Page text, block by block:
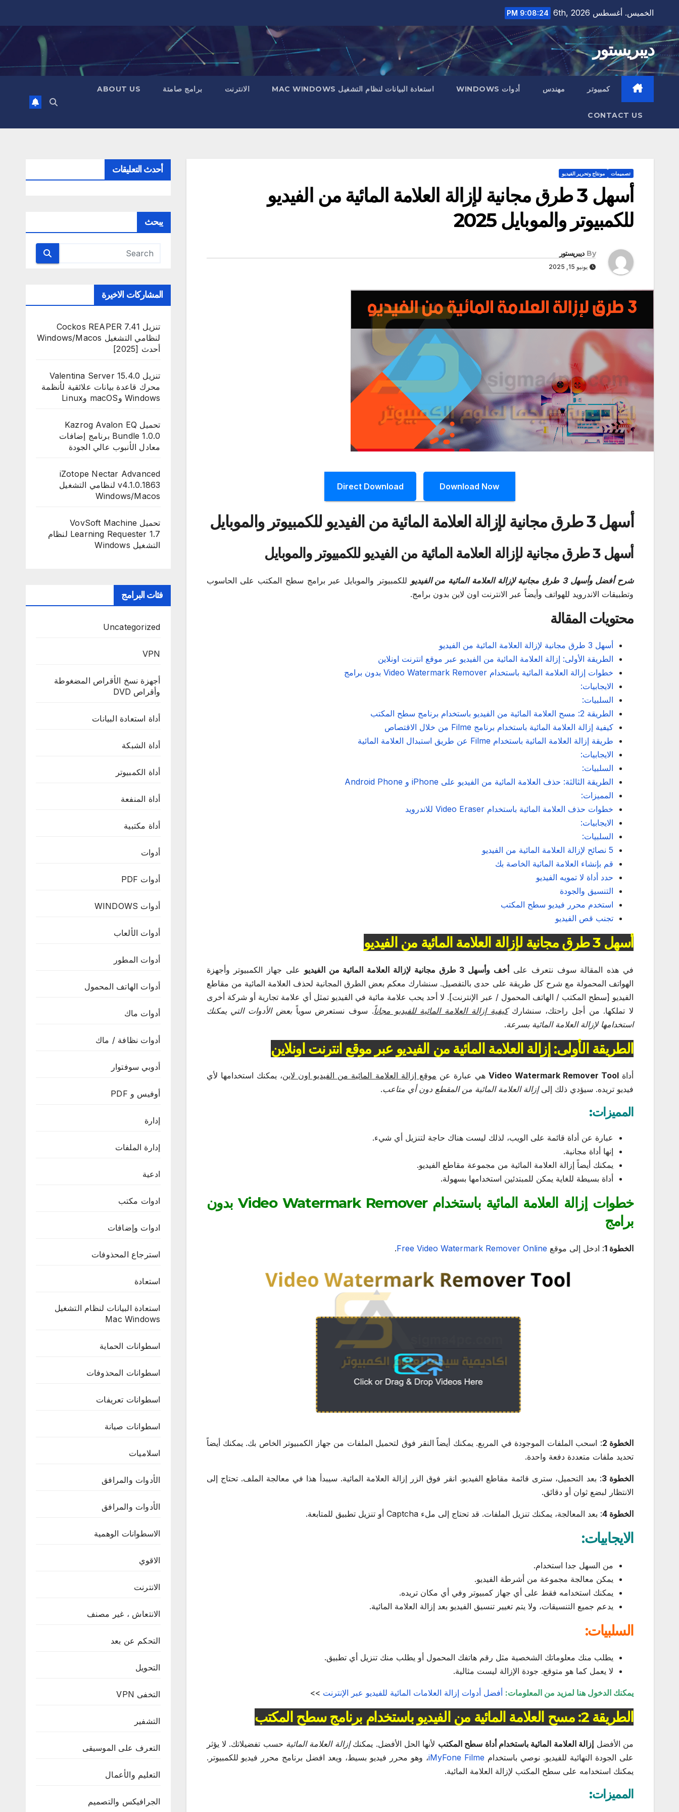
content
الخميس. أغسطس 6th, 2026 9:08:25 PM
ديبريستور
كمبيوتر مهندس أدوات WINDOWS استعادة البيانات لنظام التشغيل MAC WINDOWS الانترنت برامج صامتة ABOUT US
CONTACT US
تصميمات مونتاج وتحرير الفيديو
أسهل 3 طرق مجانية لإزالة العلامة المائية من الفيديو
للكمبيوتر والموبايل 2025
By ديبريستور
يونيو 15, 2025
Download Now
Direct Download
أسهل 3 طرق مجانية لإزالة العلامة المائية من الفيديو للكمبيوتر والموبايل
أسهل 3 طرق مجانية لإزالة العلامة المائية من الفيديو للكمبيوتر والموبايل
شرح أفضل وأسهل 3 طرق مجانية لإزالة العلامة المائية من الفيديو
للكمبيوتر والموبايل عبر برامج سطح المكتب على الحاسوب
وتطبيقات الاندرويد للهواتف وأيضاً عبر الانترنت اون لاين بدون برامج.
محتويات المقالة
أسهل 3 طرق مجانية لإزالة العلامة المائية من الفيديو
الطريقة الأولى: إزالة العلامة المائية من الفيديو عبر موقع انترنت اونلاين
خطوات إزالة العلامة المائية باستخدام Video Watermark Remover بدون برامج
الايجابيات:
السلبيات:
الطريقة 2: مسح العلامة المائية من الفيديو باستخدام برنامج سطح المكتب
كيفية إزالة العلامة المائية باستخدام برنامج Filme من خلال الاقتصاص
طريقة إزالة العلامة المائية باستخدام Filme عن طريق استبدال العلامة المائية
الايجابيات:
السلبيات:
الطريقة الثالثة: حذف العلامة المائية من الفيديو على iPhone و Android Phone
المميزات:
خطوات حذف العلامة المائية باستخدام Video Eraser للاندرويد
الايجابيات:
السلبيات:
5 نصائح لإزالة العلامة المائية من الفيديو
قم بإنشاء العلامة المائية الخاصة بك
حدد أداة لا تمويه الفيديو
التنسيق والجودة
استخدم محرر فيديو سطح المكتب
تجنب قص الفيديو
أسهل 3 طرق مجانية لإزالة العلامة المائية من الفيديو
في هذه المقالة سوف نتعرف علىأخف وأسهل 3 طرق مجانية لإزالة العلامة المائية من الفيديو
على جهاز الكمبيوتر وأجهزة
الهواتف المحمولة مع شرح كل طريقة على حدى بالتفصيل. سنشارك معكم بعض الطرق المجانية لحذف العلامة المائية من مقاطع
الفيديو [سطح المكتب / الهاتف المحمول / عبر الإنترنت]. لا أحد يحب علامة مائية في الفيديو تمثل أي علامة تجارية أو شركة أخرى
لا تملكها. من أجل راحتك، سنشارككيفية إزالة العلامة المائية للفيديو مجاناً. سوف نستعرض سوياًبعض الأدوات التي يمكنك
استخدامها لإزالة العلامة المائية بسرعة.
الطريقة الأولى: إزالة العلامة المائية من الفيديو عبر موقع انترنت اونلاين
أداةVideo Watermark Remover Toolهي عبارة عن موقع إزالة العلامة المائية من الفيديو اون لاين، يمكنك استخدامها لأي
فيديو تريده. سيؤدي ذلك إلىإزالة العلامة المائية من المقطع دون أي متاعب.
المميزات:
عبارة عن أداة قائمة على الويب، لذلك ليست هناك حاجة لتنزيل أي شيء.
إنها أداة مجانية.
يمكنك أيضاً إزالة العلامة المائية من مجموعة مقاطع الفيديو.
أداة بسيطة للغاية يمكن للمبتدئين استخدامها بسهولة.
خطوات إزالة العلامة المائية باستخدام Video Watermark Remover بدون
برامج
الخطوة 1 : ادخل إلى موقع Free Video Watermark Remover Online
.
الخطوة 2
: اسحب الملفات الموجودة في المربع. يمكنك أيضاً النقر فوق لتحميل الملفات من جهاز الكمبيوتر الخاص بك. يمكنك أيضاً
تحديد ملفات متعددة دفعة واحدة.
الخطوة 3 : بعد التحميل، سترى قائمة مقاطع الفيديو. انقر فوق الزر إزالة العلامة المائية. سيبدأ هذا في معالجة الملف. تحتاج إلى
الانتظار لبضع ثوان أو دقائق.
الخطوة 4 : بعد المعالجة، يمكنك تنزيل الملفات. قد تحتاج إلى ملء Captcha أو تنزيل تطبيق للمتابعة.
الايجابيات:
من السهل جدا استخدام.
يمكن معالجة مجموعة من أشرطة الفيديو.
يمكنك استخدامه فقط على أي جهاز كمبيوتر وفي أي مكان تريده.
يدعم جميع التنسيقات، ولا يتم تغيير تنسيق الفيديو بعد إزالة العلامة المائية.
السلبيات:
يطلب منك معلوماتك الشخصية مثل رقم هاتفك المحمول أو يطلب منك تنزيل أي تطبيق.
لا يعمل كما هو متوقع. جودة الإزالة ليست مثالية.
يمكنك الدخول هنا لمزيد من المعلومات: أفضل أدوات إزالة العلامات المائية للفيديو عبر الإنترنت >>
الطريقة 2: مسح العلامة المائية من الفيديو باستخدام برنامج سطح المكتب
من الأفضل إزالة العلامة المائية باستخدام أداة سطح المكتب لأنها الحل الأفضل. يمكنكإزالة العلامة المائية حسب تفضيلاتك. لا يؤثر
على الجودة النهائية للفيديو. نوصي باستخدام iMyFone Filme، وهو محرر فيديو بسيط، ويعد افضل برنامج محرر فيديو للكمبيوتر.
يمكنك استخدامه على سطح المكتب لإزالة العلامة المائية.
المميزات:
أحدث التعليقات
يبحث
المشاركات الاخيرة
تنزيل Cockos REAPER 7.41
لنظامي التشغيل Windows/Macos
أحدث [2025]
تنزيل Valentina Server 15.4.0
محرك قاعدة بيانات علائقية لأنظمة
Windows وmacOS وLinux
تحميل Kazrog Avalon EQ
Bundle 1.0.0 برنامج إضافات
معادل الأنبوب عالي الجودة
iZotope Nectar Advanced
v4.1.0.1863 لنظامي التشغيل
Windows/Macos
تحميل VovSoft Machine
Learning Requester 1.7 لنظام
التشغيل Windows
فئات البرامج
Uncategorized
VPN
أجهزة نسخ الأقراص المضغوطة
وأقراص DVD
أداة استعادة البيانات
أداة الشبكة
أداة الكمبيوتر
أداة المنفعة
أداة مكتبية
أدوات
أدوات PDF
أدوات WINDOWS
أدوات الألعاب
أدوات المطور
أدوات الهاتف المحمول
أدوات ماك
أدوات نظافة / ماك
أدوبي سوفتوار
أوفيس و PDF
إدارة
إدارة الملفات
ادعية
ادوات مكتب
ادوات وإضافات
استرجاع المحذوفات
استعادة
استعادة البيانات لنظام التشغيل
Mac Windows
اسطوانات الحماية
اسطوانات المحذوفات
اسطوانات تعريفات
اسطوانات صيانة
اسلاميات
الأدوات والمرافق
الأدوات والمرافق
الاسطوانات الوهمية
الاقوي
الانترنت
الانتعاش ، غير مصنف
التحكم عن بعد
التحويل
التخفى VPN
التشفير
التعرف على الموسيقى
التعليم والأعمال
الجرافيكس والتصميم